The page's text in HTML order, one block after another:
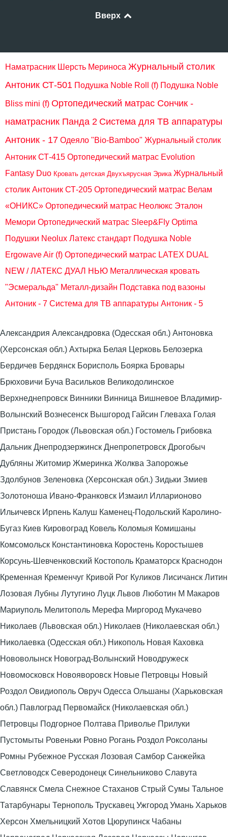
Вверх
Наматрасник Шерсть Мериноса Журнальный столик
Антоник СТ-501 Подушка Noble Roll (f) Подушка Noble
Bliss mini (f) Ортопедический матрас Сончик -
наматрасник Панда 2 Система для ТВ аппаратуры
Антоник - 17 Одеяло "Bio-Bamboo" Журнальный столик
Антоник СТ-415 Ортопедический матрас Evolution
Fantasy Duo Кровать детская Двухъярусная Эрика Журнальный
столик Антоник СТ-205 Ортопедический матрас Велам
«ОНИКС» Ортопедический матрас Неолюкс Эталон
Мемори Ортопедический матрас Sleep&Fly Optima
Подушки Neolux Латекс стандарт Подушка Noble
Ergowave Air (f) Ортопедический матрас LATEX DUAL
NEW / ЛАТЕКС ДУАЛ НЬЮ Металлическая кровать
"Эсмеральда" Металл-дизайн Подставка под вазоны
Антоник - 7 Система для ТВ аппаратуры Антоник - 5
Александрия Александровка (Одесская обл.) Антоновка
(Херсонская обл.) Ахтырка Белая Церковь Белозерка
Бердичев Бердянск Борисполь Боярка Бровары
Брюховичи Буча Васильков Великодолинское
Верхнеднепровск Винники Винница Вишневое Владимир-
Волынский Вознесенск Вышгород Гайсин Глеваха Голая
Пристань Городок (Львовская обл.) Гостомель Грибовка
Дальник Днепродзержинск Днепропетровск Дрогобыч
Дубляны Житомир Жмеринка Жолква Запорожье
Здолбунов Зеленовка (Херсонская обл.) Зидьки Змиев
Золотоноша Ивано-Франковск Измаил Илларионово
Ильичевск Ирпень Калуш Каменец-Подольский Каролино-
Бугаз Киев Кировоград Ковель Коломыя Комишаны
Комсомольск Константиновка Коростень Коростышев
Корсунь-Шевченковский Костополь Краматорск Краснодон
Кременная Кременчуг Кривой Рог Куликов Лисичанск Литин
Лозовая Лубны Лутугино Луцк Львов Люботин М Макаров
Мариуполь Мелитополь Мерефа Миргород Мукачево
Николаев (Львовская обл.) Николаев (Николаевская обл.)
Николаевка (Одесская обл.) Никополь Новая Каховка
Нововолынск Новоград-Волынский Новодружеск
Новомосковск Новояворовск Новые Петровцы Новый
Роздол Овидиополь Овруч Одесса Ольшаны (Харьковская
обл.) Павлоград Первомайск (Николаевская обл.)
Петровцы Подгорное Полтава Приволье Прилуки
Пустомыты Ровеньки Ровно Рогань Роздол Роксоланы
Ромны Рубежное Русская Лозовая Самбор Санжейка
Светловодск Северодонецк Синельниково Славута
Славянск Смела Снежное Стаханов Стрый Сумы Тальное
Татарбунары Тернополь Трускавец Ужгород Умань Харьков
Херсон Хмельницкий Хотов Цюрупинск Чабаны